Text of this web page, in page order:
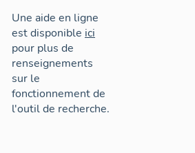
Une aide en ligne
est disponible ici
pour plus de
renseignements
sur le
fonctionnement de
l'outil de recherche.